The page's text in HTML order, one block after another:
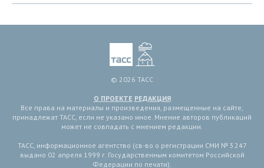
© 2026 ТАСС
О ПРОЕКТЕ РЕДАКЦИЯ
Все права на материалы и произведения, размещенные на сайте,
принадлежат ТАСС, если не указано иное. Мнение авторов публикаций
может не совпадать с мнением редакции.
ТАСС, информационное агентство (св-во о регистрации СМИ № 3 247
выдано 02 апреля 1999 г. Государственным комитетом Российской
Федерации по печати).